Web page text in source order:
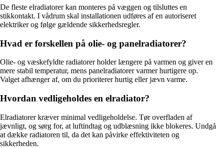
De fleste elradiatorer kan monteres på væggen og tilsluttes en
stikkontakt. I vådrum skal installationen udføres af en autoriseret
elektriker og følge gældende sikkerhedsregler.
Hvad er forskellen på olie- og panelradiatorer?
Olie- og væskefyldte radiatorer holder længere på varmen og giver en
mere stabil temperatur, mens panelradiatorer varmer hurtigere op.
Valget afhænger af, om du prioriterer hurtig eller jævn varme.
Hvordan vedligeholdes en elradiator?
Elradiatorer kræver minimal vedligeholdelse. Tør overfladen af
jævnligt, og sørg for, at luftindtag og udblæsning ikke blokeres. Undgå
at dække radiatoren til, da det kan påvirke effektiviteten og
sikkerheden.